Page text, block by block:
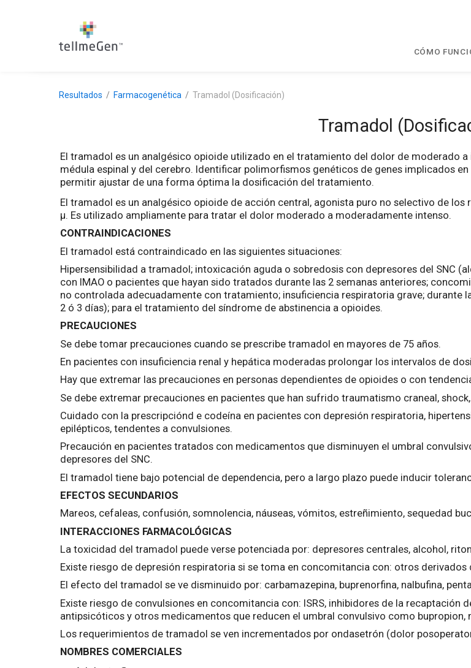
CÓMO
Resultados Farmacogenética Tramadol (Dosificación)
Tramadol
El tramadol es un analgésico opioide utilizado en el tratamiento del dolor de moderado
médula espinal y del cerebro. Identificar polimorfismos genéticos de genes implicados
permitir ajustar de una forma óptima la dosificación del tratamiento.
El tramadol es un analgésico opioide de acción central, agonista puro no selectivo de
µ. Es utilizado ampliamente para tratar el dolor moderado a moderadamente intenso.
CONTRAINDICACIONES
El tramadol está contraindicado en las siguientes situaciones:
Hipersensibilidad a tramadol; intoxicación aguda o sobredosis con depresores del SNC
con IMAO o pacientes que hayan sido tratados durante las 2 semanas anteriores;
no controlada adecuadamente con tratamiento; insuficiencia respiratoria grave; durante
2 ó 3 días); para el tratamiento del síndrome de abstinencia a opioides.
PRECAUCIONES
Se debe tomar precauciones cuando se prescribe tramadol en mayores de 75 años.
En pacientes con insuficiencia renal y hepática moderadas prolongar los intervalos de
Hay que extremar las precauciones en personas dependientes de opioides o con
Se debe extremar precauciones en pacientes que han sufrido traumatismo craneal,
Cuidado con la prescripciónd e codeína en pacientes con depresión respiratoria,
epilépticos, tendentes a convulsiones.
Precaución en pacientes tratados con medicamentos que disminuyen el umbral
depresores del SNC.
El tramadol tiene bajo potencial de dependencia, pero a largo plazo puede inducir
EFECTOS SECUNDARIOS
Mareos, cefaleas, confusión, somnolencia, náuseas, vómitos, estreñimiento, sequedad
INTERACCIONES FARMACOLÓGICAS
La toxicidad del tramadol puede verse potenciada por: depresores centrales, alcohol,
Existe riesgo de depresión respiratoria si se toma en concomitancia con: otros
El efecto del tramadol se ve disminuido por: carbamazepina, buprenorfina, nalbufina,
Existe riesgo de convulsiones en concomitancia con: ISRS, inhibidores de la
antipsicóticos y otros medicamentos que reducen el umbral convulsivo como bupropion,
Los requerimientos de tramadol se ven incrementados por ondasetrón (dolor
NOMBRES COMERCIALES